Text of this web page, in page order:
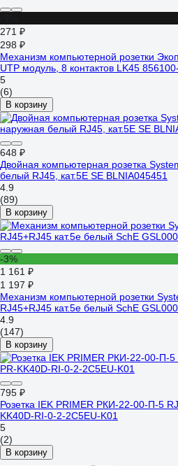
271 ₽
298 ₽
Механизм компьютерной розетки
UTP модуль, 8 контактов LK45
5
(6)
В корзину
648 ₽
Двойная компьютерная розетка
белый RJ45, кат.5E SE BLNIA045451
4.9
(89)
В корзину
-3%
1 161 ₽
1 197 ₽
Механизм компьютерной розетки
RJ45+RJ45 кат.5е белый SchE
4.9
(147)
В корзину
795 ₽
Розетка IEK PRIMER РКИ-22-00-П-5
KK40D-RI-0-2-2C5EU-K01
5
(2)
В корзину